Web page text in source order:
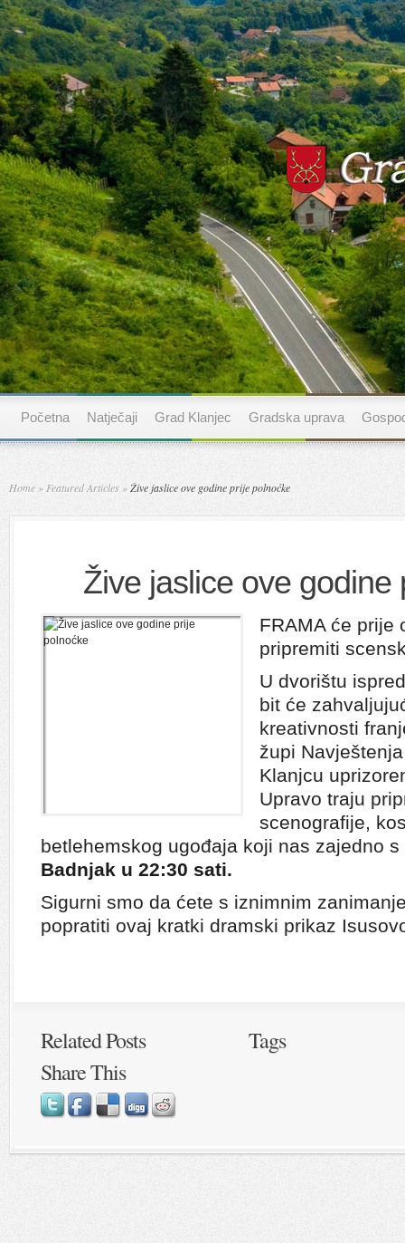
Početna Natječaji Grad Klanjec Gradska uprava
Home » Featured Articles » Žive jaslice ove godine prije polnoćke
Žive jaslice ove godine
FRAMA će prije
pripremiti
U dvorištu
bit će
kreativnosti
župi
Klanjcu
Upravo traju
scenografije,
betlehemskog ugođaja koji nas zajedno
Badnjak u 22:30 sati.
Sigurni smo da ćete s iznimnim
popratiti ovaj kratki dramski prikaz
Related Posts
Tags
Share This